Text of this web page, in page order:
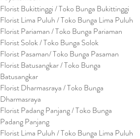
Florist Bukittinggi / Toko Bunga Bukittinggi
Florist Lima Puluh / Toko Bunga Lima Puluh
Florist Pariaman / Toko Bunga Pariaman
Florist Solok / Toko Bunga Solok
Florist Pasaman/ Toko Bunga Pasaman
Florist Batusangkar / Toko Bunga
Batusangkar
Florist Dharmasraya / Toko Bunga
Dharmasraya
Florist Padang Panjang / Toko Bunga
Padang Panjang
Florist Lima Puluh / Toko Bunga Lima Puluh